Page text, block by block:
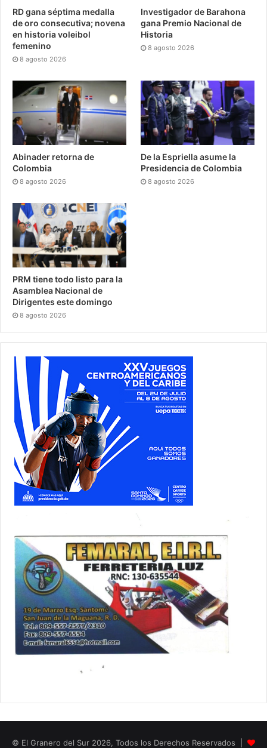
RD gana séptima medalla
de oro consecutiva; novena
en historia voleibol
femenino
8 agosto 2026
Investigador de Barahona
gana Premio Nacional de
Historia
8 agosto 2026
Abinader retorna de
Colombia
8 agosto 2026
De la Espriella asume la
Presidencia de Colombia
8 agosto 2026
PRM tiene todo listo para la
Asamblea Nacional de
Dirigentes este domingo
8 agosto 2026
© El Granero del Sur 2026, Todos los Derechos Reservados |